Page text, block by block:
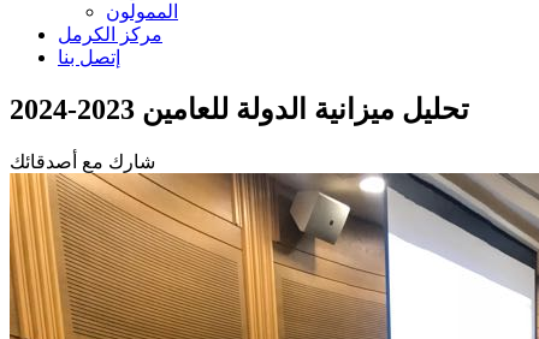
الممولون
مركز الكرمل
إتصل بنا
تحليل ميزانية الدولة للعامين 2023-2024
شارك مع أصدقائك